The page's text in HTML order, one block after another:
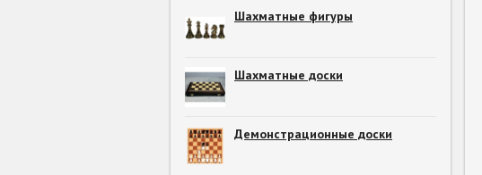
Шахматные фигуры
Шахматные доски
Демонстрационные доски